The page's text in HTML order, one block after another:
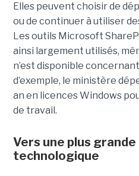
Elles peuvent choisir de
ou de continuer à utiliser
Les outils Microsoft
ainsi largement utilisés,
n’est disponible
d’exemple, le ministère
an en licences Windows
de travail.
Vers une plus
technologique